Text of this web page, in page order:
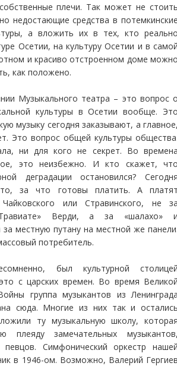
плечи. Так может не
недостающие средства в
а вложить их в тех, кто
Осетии, на культуру Осетии и в
и красиво отстроенном доме
как положено.
Музыкального театра – это вопрос
культуры в Осетии вообще.
музыку сегодня заказывают, а
Это вопрос общей культуры
ни для кого не секрет. Во
это неизбежно. И кто скажет,
деградации остановился?
то, за что готовы платить. А
или Стравинского, не
Верди, а за «шалахо»
за местную путану на местной же
потребитель.
был культурной
с царских времен. Во время
группа музыкантов из
сюда. Многие из них так и
ту музыкальную школу,
плеяду замечательных
Симфонический оркестр
в 1946-ом. Возможно, Валерий